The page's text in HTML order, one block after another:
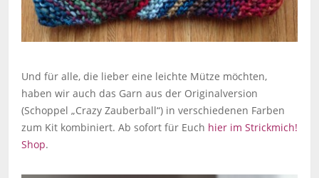
Und für alle, die lieber eine leichte Mütze möchten,
haben wir auch das Garn aus der Originalversion
(Schoppel „Crazy Zauberball“) in verschiedenen Farben
zum Kit kombiniert. Ab sofort für Euch hier im Strickmich!
Shop.